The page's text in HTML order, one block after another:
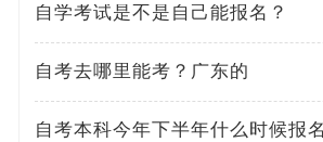
自学考试是不是自己能报名？
自考去哪里能考？广东的
自考本科今年下半年什么时候报